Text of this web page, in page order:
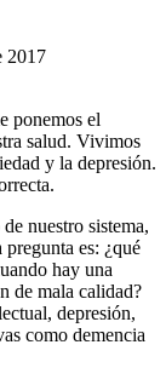
2017
ponemos el
salud. Vivimos
y la depresión.
nuestro sistema,
es: ¿qué
hay una
de mala calidad?
depresión,
como demencia